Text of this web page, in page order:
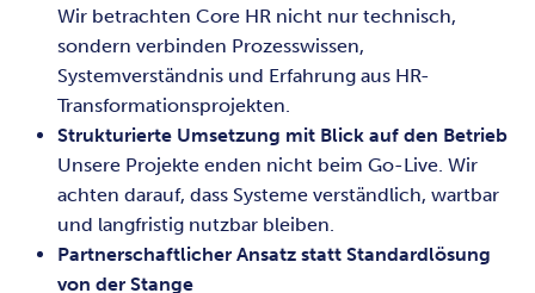
Wir betrachten Core HR nicht nur technisch,
sondern verbinden Prozesswissen,
Systemverständnis und Erfahrung aus HR-
Transformationsprojekten.
Strukturierte Umsetzung mit Blick auf den Betrieb
Unsere Projekte enden nicht beim Go-Live. Wir
achten darauf, dass Systeme verständlich, wartbar
und langfristig nutzbar bleiben.
Partnerschaftlicher Ansatz statt Standardlösung
von der Stange